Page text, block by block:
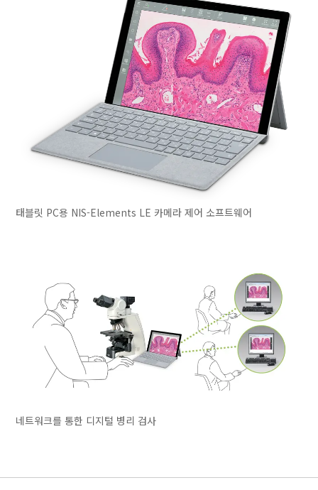
태블릿 PC용 NIS-Elements LE 카메라 제어 소프트웨어
네트워크를 통한 디지털 병리 검사